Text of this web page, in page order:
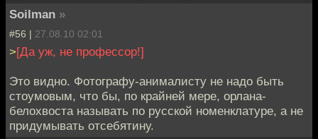
Soilman »
#56 | 27.08.10 02:01
>[Да уж, не професcор!]
Это видно. Фотографу-анималисту не надо быть
стоумовым, что бы, по крайней мере, орлана-
белохвоста называть по русской номенклатуре, а не
придумывать отсебятину.